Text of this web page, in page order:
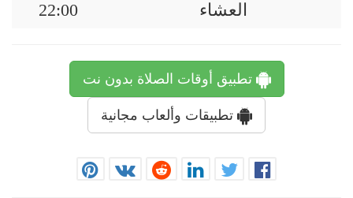
العشاء
22:00
تطبيق أوقات الصلاة بدون نت
تطبيقات وألعاب مجانية